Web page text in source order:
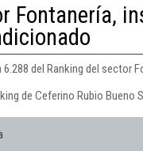
Fontanería,
del Ranking del
de Ceferino Rubio Bueno